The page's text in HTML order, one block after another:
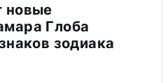
новые
Глоба
зодиака